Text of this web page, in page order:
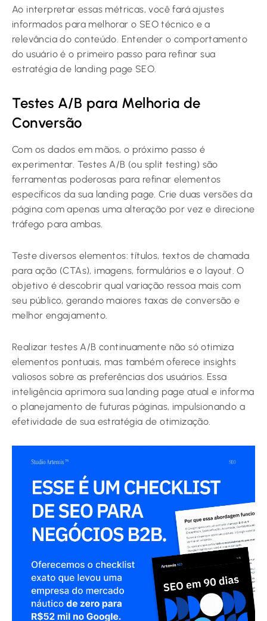
Ao interpretar essas métricas, você fará ajustes
informados para melhorar o SEO técnico e a
relevância do conteúdo. Entender o comportamento
do usuário é o primeiro passo para refinar sua
estratégia de landing page SEO.
Testes A/B para Melhoria de
Conversão
Com os dados em mãos, o próximo passo é
experimentar. Testes A/B (ou split testing) são
ferramentas poderosas para refinar elementos
específicos da sua landing page. Crie duas versões da
página com apenas uma alteração por vez e direcione
tráfego para ambas.
Teste diversos elementos: títulos, textos de chamada
para ação (CTAs), imagens, formulários e o layout. O
objetivo é descobrir qual variação ressoa mais com
seu público, gerando maiores taxas de conversão e
melhor engajamento.
Realizar testes A/B continuamente não só otimiza
elementos pontuais, mas também oferece insights
valiosos sobre as preferências dos usuários. Essa
inteligência aprimora sua landing page atual e informa
o planejamento de futuras páginas, impulsionando a
efetividade de sua estratégia de otimização.